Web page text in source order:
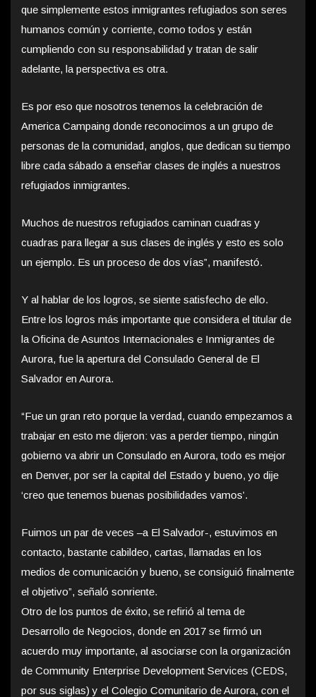
que simplemente estos inmigrantes refugiados son seres
humanos común y corriente, como todos y están
cumpliendo con su responsabilidad y tratan de salir
adelante, la perspectiva es otra.
Es por eso que nosotros tenemos la celebración de
America Campaing donde reconocimos a un grupo de
personas de la comunidad, anglos, que dedican su tiempo
libre cada sábado a enseñar clases de inglés a nuestros
refugiados inmigrantes.
Muchos de nuestros refugiados caminan cuadras y
cuadras para llegar a sus clases de inglés y esto es solo
un ejemplo. Es un proceso de dos vías”, manifestó.
Y al hablar de los logros, se siente satisfecho de ello.
Entre los logros más importante que considera el titular de
la Oficina de Asuntos Internacionales e Inmigrantes de
Aurora, fue la apertura del Consulado General de El
Salvador en Aurora.
“Fue un gran reto porque la verdad, cuando empezamos a
trabajar en esto me dijeron: vas a perder tiempo, ningún
gobierno va abrir un Consulado en Aurora, todo es mejor
en Denver, por ser la capital del Estado y bueno, yo dije
‘creo que tenemos buenas posibilidades vamos’.
Fuimos un par de veces –a El Salvador-, estuvimos en
contacto, bastante cabildeo, cartas, llamadas en los
medios de comunicación y bueno, se consiguió finalmente
el objetivo”, señaló sonriente.
Otro de los puntos de éxito, se refirió al tema de
Desarrollo de Negocios, donde en 2017 se firmó un
acuerdo muy importante, al asociarse con la organización
de Community Enterprise Development Services (CEDS,
por sus siglas) y el Colegio Comunitario de Aurora, con el